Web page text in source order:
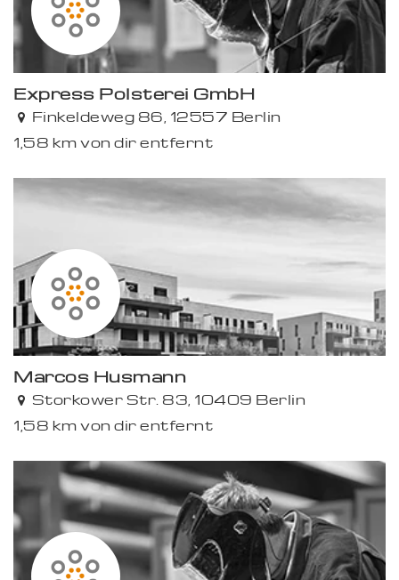
Express Polsterei GmbH
Finkeldeweg 86, 12557 Berlin
1,58 km von dir entfernt
Marcos Husmann
Storkower Str. 83, 10409 Berlin
1,58 km von dir entfernt